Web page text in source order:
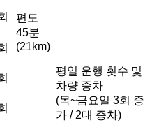
편도
45분
(21km)
평일 운행 횟수 및
차량 증차
(목~금요일 3회 증
가 / 2대 증차)